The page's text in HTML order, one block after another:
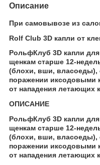
Описание
При самовывозе из
Rolf Club 3D капли от
РольфКлуб 3D капли
щенкам старше 12-
(блохи, вши, власоеды),
поражении иксодовыми
от нападения летающих
ОПИСАНИЕ
РольфКлуб 3D капли
щенкам старше 12-
(блохи, вши, власоеды),
поражении иксодовыми
от нападения летающих